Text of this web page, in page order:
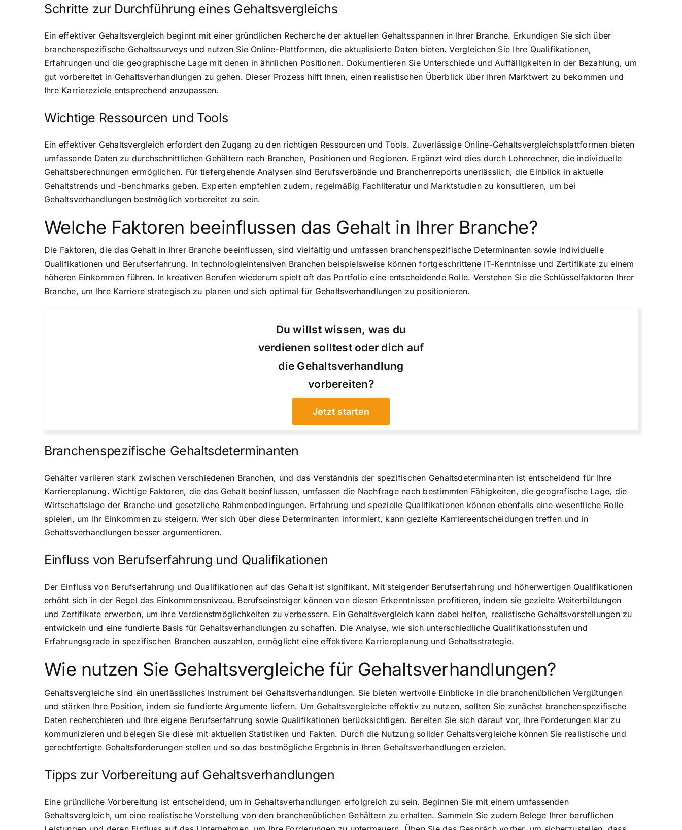
Schritte zur Durchführung eines Gehaltsvergleichs
Ein effektiver Gehaltsvergleich beginnt mit einer gründlichen Recherche der aktuellen Gehaltsspannen in Ihrer Branche. Erkundigen Sie sich über
branchenspezifische Gehaltssurveys und nutzen Sie Online-Plattformen, die aktualisierte Daten bieten. Vergleichen Sie Ihre Qualifikationen,
Erfahrungen und die geographische Lage mit denen in ähnlichen Positionen. Dokumentieren Sie Unterschiede und Auffälligkeiten in der Bezahlung, um
gut vorbereitet in Gehaltsverhandlungen zu gehen. Dieser Prozess hilft Ihnen, einen realistischen Überblick über Ihren Marktwert zu bekommen und
Ihre Karriereziele entsprechend anzupassen.
Wichtige Ressourcen und Tools
Ein effektiver Gehaltsvergleich erfordert den Zugang zu den richtigen Ressourcen und Tools. Zuverlässige Online-Gehaltsvergleichsplattformen bieten
umfassende Daten zu durchschnittlichen Gehältern nach Branchen, Positionen und Regionen. Ergänzt wird dies durch Lohnrechner, die individuelle
Gehaltsberechnungen ermöglichen. Für tiefergehende Analysen sind Berufsverbände und Branchenreports unerlässlich, die Einblick in aktuelle
Gehaltstrends und -benchmarks geben. Experten empfehlen zudem, regelmäßig Fachliteratur und Marktstudien zu konsultieren, um bei
Gehaltsverhandlungen bestmöglich vorbereitet zu sein.
Welche Faktoren beeinflussen das Gehalt in Ihrer Branche?
Die Faktoren, die das Gehalt in Ihrer Branche beeinflussen, sind vielfältig und umfassen branchenspezifische Determinanten sowie individuelle
Qualifikationen und Berufserfahrung. In technologieintensiven Branchen beispielsweise können fortgeschrittene IT-Kenntnisse und Zertifikate zu einem
höheren Einkommen führen. In kreativen Berufen wiederum spielt oft das Portfolio eine entscheidende Rolle. Verstehen Sie die Schlüsselfaktoren Ihrer
Branche, um Ihre Karriere strategisch zu planen und sich optimal für Gehaltsverhandlungen zu positionieren.
Du willst wissen, was du
verdienen solltest oder dich auf
die Gehaltsverhandlung
vorbereiten?
Jetzt starten
Branchenspezifische Gehaltsdeterminanten
Gehälter variieren stark zwischen verschiedenen Branchen, und das Verständnis der spezifischen Gehaltsdeterminanten ist entscheidend für Ihre
Karriereplanung. Wichtige Faktoren, die das Gehalt beeinflussen, umfassen die Nachfrage nach bestimmten Fähigkeiten, die geografische Lage, die
Wirtschaftslage der Branche und gesetzliche Rahmenbedingungen. Erfahrung und spezielle Qualifikationen können ebenfalls eine wesentliche Rolle
spielen, um Ihr Einkommen zu steigern. Wer sich über diese Determinanten informiert, kann gezielte Karriereentscheidungen treffen und in
Gehaltsverhandlungen besser argumentieren.
Einfluss von Berufserfahrung und Qualifikationen
Der Einfluss von Berufserfahrung und Qualifikationen auf das Gehalt ist signifikant. Mit steigender Berufserfahrung und höherwertigen Qualifikationen
erhöht sich in der Regel das Einkommensniveau. Berufseinsteiger können von diesen Erkenntnissen profitieren, indem sie gezielte Weiterbildungen
und Zertifikate erwerben, um ihre Verdienstmöglichkeiten zu verbessern. Ein Gehaltsvergleich kann dabei helfen, realistische Gehaltsvorstellungen zu
entwickeln und eine fundierte Basis für Gehaltsverhandlungen zu schaffen. Die Analyse, wie sich unterschiedliche Qualifikationsstufen und
Erfahrungsgrade in spezifischen Branchen auszahlen, ermöglicht eine effektivere Karriereplanung und Gehaltsstrategie.
Wie nutzen Sie Gehaltsvergleiche für Gehaltsverhandlungen?
Gehaltsvergleiche sind ein unerlässliches Instrument bei Gehaltsverhandlungen. Sie bieten wertvolle Einblicke in die branchenüblichen Vergütungen
und stärken Ihre Position, indem sie fundierte Argumente liefern. Um Gehaltsvergleiche effektiv zu nutzen, sollten Sie zunächst branchenspezifische
Daten recherchieren und Ihre eigene Berufserfahrung sowie Qualifikationen berücksichtigen. Bereiten Sie sich darauf vor, Ihre Forderungen klar zu
kommunizieren und belegen Sie diese mit aktuellen Statistiken und Fakten. Durch die Nutzung solider Gehaltsvergleiche können Sie realistische und
gerechtfertigte Gehaltsforderungen stellen und so das bestmögliche Ergebnis in Ihren Gehaltsverhandlungen erzielen.
Tipps zur Vorbereitung auf Gehaltsverhandlungen
Eine gründliche Vorbereitung ist entscheidend, um in Gehaltsverhandlungen erfolgreich zu sein. Beginnen Sie mit einem umfassenden
Gehaltsvergleich, um eine realistische Vorstellung von den branchenüblichen Gehältern zu erhalten. Sammeln Sie zudem Belege Ihrer beruflichen